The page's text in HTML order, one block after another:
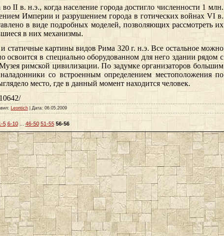
II в. н.э., когда население города достигло численности 1 млн.
Империи и разрушением города в готических войнах VI в.
в виде подробных моделей, позволяющих рассмотреть их
в них механизмы.
статичные картины видов Рима 320 г. н.э. Все остальное можно
освоится в специально оборудованном для него здании рядом с
римской цивилизации. По задумке организаторов большим
со встроенным определением местоположения по
место, где в данный момент находится человек.
Leontich | Дата: 06.05.2009
5 6-10 46-50 51-55 56-56